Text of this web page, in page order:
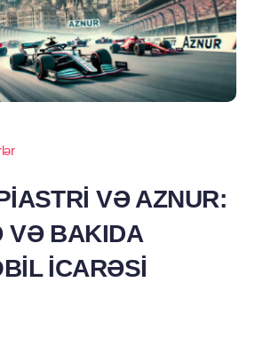
VƏ AZNUR:
BAKIDA
ICARƏSI